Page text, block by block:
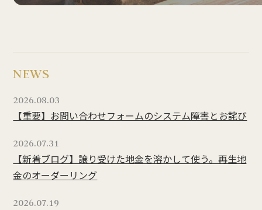
NEWS
2026.08.03
【重要】お問い合わせフォームのシステム障害とお詫び
2026.07.31
【新着ブログ】譲り受けた地金を溶かして使う。再生地
金のオーダーリング
2026.07.19